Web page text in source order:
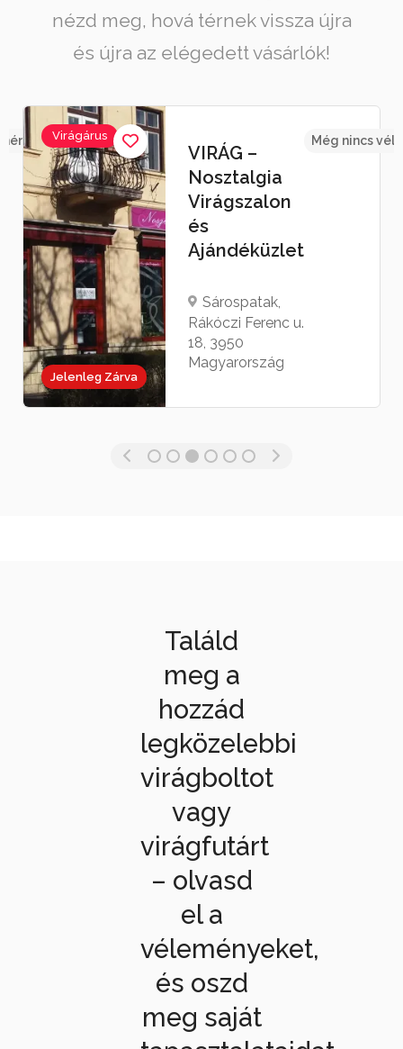
nézd meg, hová térnek vissza újra
és újra az elégedett vásárlók!
Jelenleg Zárva
Virágárus
VIRÁG –
Nosztalgia
Virágszalon
és
Ajándéküzlet
Sárospatak,
Rákóczi Ferenc u.
18, 3950
Magyarország
Még nincs
Találd
meg a
hozzád
legközelebbi
virágboltot
vagy
virágfutárt
– olvasd
el a
véleményeket,
és oszd
meg saját